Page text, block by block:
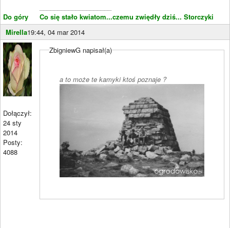
Do góry
Co się stało kwiatom...czemu zwiędły dziś... Storczyki
Mirella19:44, 04 mar 2014
Dołączył:
24 sty
2014
Posty:
4088
ZbigniewG napisał(a)
a to może te kamyki ktoś poznaje ?